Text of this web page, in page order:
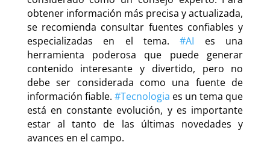
obtener información más precisa y actualizada,
se recomienda consultar fuentes confiables y
especializadas en el tema.#AI es una
herramienta poderosa que puede generar
contenido interesante y divertido, pero no
debe ser considerada como una fuente de
información fiable. #Tecnologia es un tema que
está en constante evolución, y es importante
estar al tanto de las últimas novedades y
avances en el campo.